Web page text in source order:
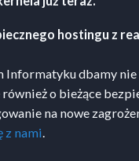
hostingu z
Informatyku dbamy nie
również o bieżące
na nowe
z nami.